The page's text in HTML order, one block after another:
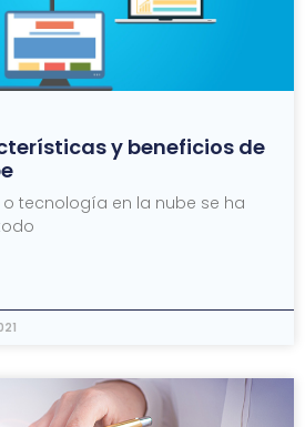
y beneficios de
tecnología en la nube se ha